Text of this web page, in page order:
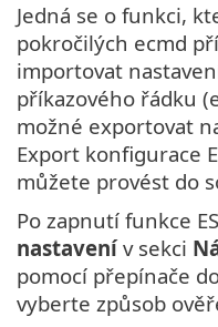
Jedná se o funkci,
pokročilých ecmd
importovat
příkazového řádku
možné exportovat
Export konfigurace
můžete provést do
Po zapnutí funkce
nastavenív sekci
pomocí přepínače
vyberte způsob